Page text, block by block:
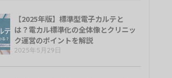
【2025年版】標準型電子カルテと
は？電カル標準化の全体像とクリニッ
ク運営のポイントを解説
2025年5月29日